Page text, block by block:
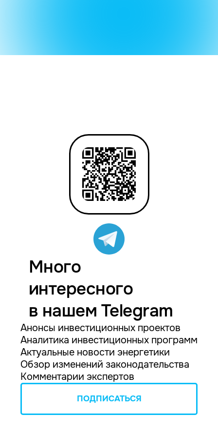
Много
интересного
в нашем Telegram
Анонсы инвестиционных проектов
Аналитика инвестиционных программ
Актуальные новости энергетики
Обзор изменений законодательства
Комментарии экспертов
ПОДПИСАТЬСЯ